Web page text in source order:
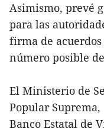
Asimismo, prevé
para las
firma de
número posible
El Ministerio de
Popular
Banco Estatal de